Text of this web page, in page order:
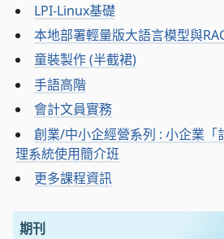
LPI-Linux基礎
本地部署輕量版大語言模型與
童裝製作 (半截裙)
手語高階
會計文員實務
創業/中小企經營系列 : 小企業「
理系統使用簡介班
更多課程資訊
期刊